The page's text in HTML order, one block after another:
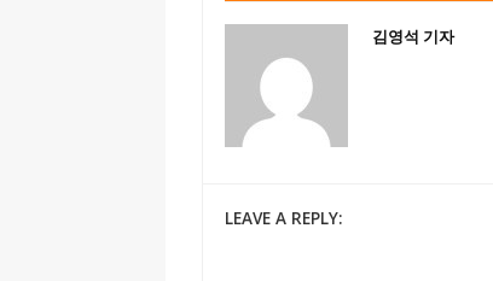
김영석 기자
LEAVE A REPLY: